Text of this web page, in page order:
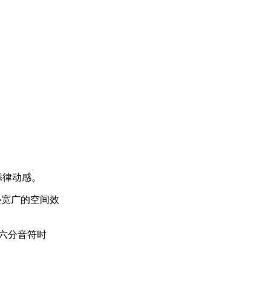
动感。
广的空间效
分音符时